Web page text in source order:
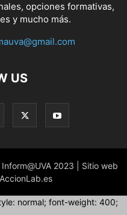
opciones formativas,
y mucho más.
US
2023 | Sitio web
normal; font-weight: 400;